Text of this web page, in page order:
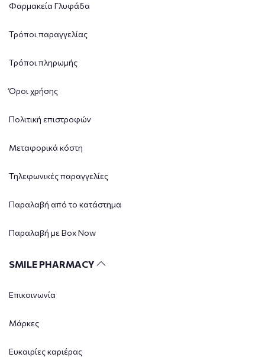
Φαρμακεία Γλυφάδα
Τρόποι παραγγελίας
Τρόποι πληρωμής
Όροι χρήσης
Πολιτική επιστροφών
Μεταφορικά κόστη
Τηλεφωνικές παραγγελίες
Παραλαβή από το κατάστημα
Παραλαβή με Box Now
SMILE PHARMACY
Επικοινωνία
Μάρκες
Ευκαιρίες καριέρας